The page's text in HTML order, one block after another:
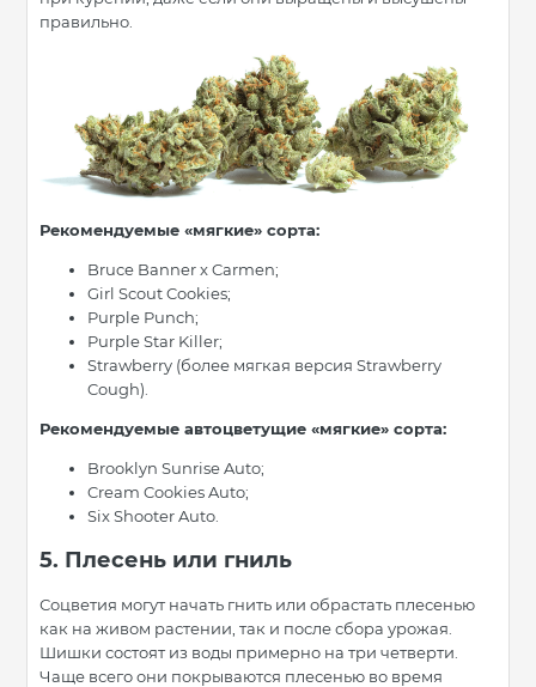
правильно.
Рекомендуемые «мягкие» сорта:
Bruce Banner x Carmen;
Girl Scout Cookies;
Purple Punch;
Purple Star Killer;
Strawberry (более мягкая версия Strawberry
Cough).
Рекомендуемые автоцветущие «мягкие» сорта:
Brooklyn Sunrise Auto;
Cream Cookies Auto;
Six Shooter Auto.
5. Плесень или гниль
Соцветия могут начать гнить или обрастать плесенью
как на живом растении, так и после сбора урожая.
Шишки состоят из воды примерно на три четверти.
Чаще всего они покрываются плесенью во время